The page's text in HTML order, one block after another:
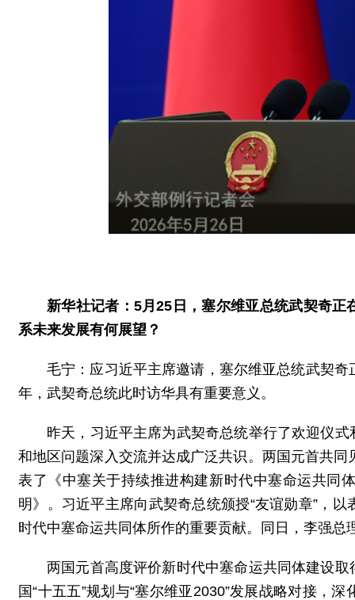
新华社记者：5月25日，塞尔维亚总统武契奇
系未来发展有何展望？
毛宁：应习近平主席邀请，塞尔维亚总统武契
年，武契奇总统此时访华具有重要意义。
昨天，习近平主席为武契奇总统举行了欢迎仪
和地区问题深入交流并达成广泛共识。两国元首共
表了《中塞关于持续推进构建新时代中塞命运共同
明》。习近平主席向武契奇总统颁授“友谊勋章”，
时代中塞命运共同体所作的重要贡献。同日，李强
两国元首高度评价新时代中塞命运共同体建设
国“十五五”规划与“塞尔维亚2030”发展战略对接，